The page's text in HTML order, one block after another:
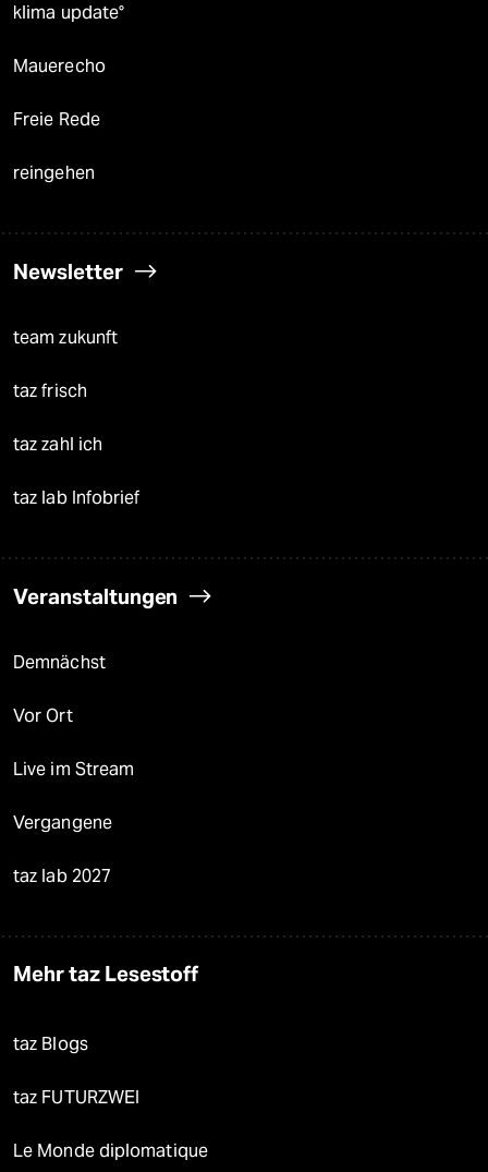
klima update°
Mauerecho
Freie Rede
reingehen
Newsletter
team zukunft
taz frisch
taz zahl ich
taz lab Infobrief
Veranstaltungen
Demnächst
Vor Ort
Live im Stream
Vergangene
taz lab 2027
Mehr taz Lesestoff
taz Blogs
taz FUTURZWEI
Le Monde diplomatique